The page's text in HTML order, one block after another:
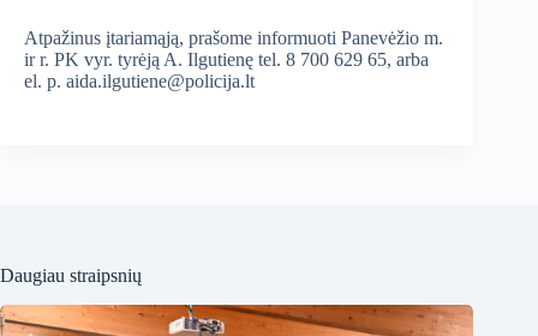
Atpažinus įtariamąją, prašome informuoti Panevėžio m.
ir r. PK vyr. tyrėją A. Ilgutienę tel. 8 700 629 65, arba
el. p. aida.ilgutiene@policija.lt
Daugiau straipsnių